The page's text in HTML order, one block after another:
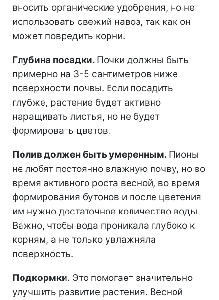
вносить органические удобрения, но не
использовать свежий навоз, так как он
может повредить корни.
Глубина посадки. Почки должны быть
примерно на 3-5 сантиметров ниже
поверхности почвы. Если посадить
глубже, растение будет активно
наращивать листья, но не будет
формировать цветов.
Полив должен быть умеренным. Пионы
не любят постоянно влажную почву, но во
время активного роста весной, во время
формирования бутонов и после цветения
им нужно достаточное количество воды.
Важно, чтобы вода проникала глубоко к
корням, а не только увлажняла
поверхность.
Подкормки. Это помогает значительно
улучшить развитие растения. Весной